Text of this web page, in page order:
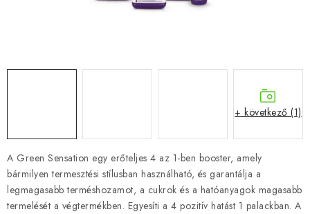
A Green Sensation egy erőteljes 4 az 1-ben booster, amely
bármilyen termesztési stílusban használható, és garantálja a
legmagasabb terméshozamot, a cukrok és a hatóanyagok magasabb
termelését a végtermékben. Egyesíti a 4 pozitív hatást 1 palackban. A
+ következő (1)